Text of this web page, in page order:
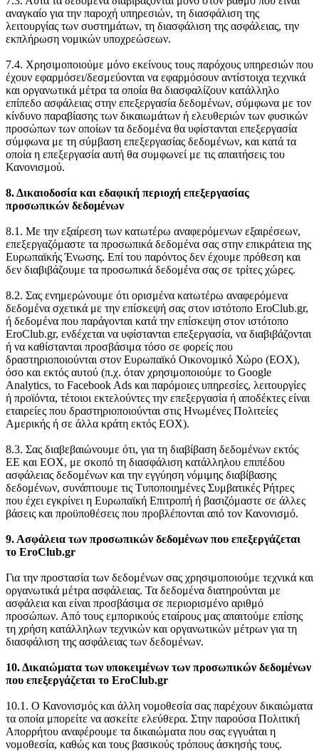
αναγκαίο για την παροχή υπηρεσιών, τη διασφάλιση της
λειτουργίας των συστημάτων, τη διασφάλιση της ασφάλειας, την
εκπλήρωση νομικών υποχρεώσεων.
7.4. Χρησιμοποιούμε μόνο εκείνους τους παρόχους υπηρεσιών που
έχουν εφαρμόσει/δεσμεύονται να εφαρμόσουν αντίστοιχα τεχνικά
και οργανωτικά μέτρα τα οποία θα διασφαλίζουν κατάλληλο
επίπεδο ασφάλειας στην επεξεργασία δεδομένων, σύμφωνα με τον
κίνδυνο παραβίασης των δικαιωμάτων ή ελευθεριών των φυσικών
προσώπων των οποίων τα δεδομένα θα υφίστανται επεξεργασία
σύμφωνα με τη σύμβαση επεξεργασίας δεδομένων, και κατά τα
οποία η επεξεργασία αυτή θα συμφωνεί με τις απαιτήσεις του
Κανονισμού.
8. Δικαιοδοσία και εδαφική περιοχή επεξεργασίας
προσωπικών δεδομένων
8.1. Με την εξαίρεση των κατωτέρω αναφερόμενων εξαιρέσεων,
επεξεργαζόμαστε τα προσωπικά δεδομένα σας στην επικράτεια της
Ευρωπαϊκής Ένωσης. Επί του παρόντος δεν έχουμε πρόθεση και
δεν διαβιβάζουμε τα προσωπικά δεδομένα σας σε τρίτες χώρες.
8.2. Σας ενημερώνουμε ότι ορισμένα κατωτέρω αναφερόμενα
δεδομένα σχετικά με την επίσκεψή σας στον ιστότοπο EroClub.gr,
ή δεδομένα που παράγονται κατά την επίσκεψη στον ιστότοπο
EroClub.gr, ενδέχεται να υφίστανται επεξεργασία, να διαβιβάζονται
ή να καθίστανται προσβάσιμα τόσο σε φορείς που
δραστηριοποιούνται στον Ευρωπαϊκό Οικονομικό Χώρο (ΕΟΧ),
όσο και εκτός αυτού (π.χ. όταν χρησιμοποιούμε το Google
Analytics, το Facebook Ads και παρόμοιες υπηρεσίες, λειτουργίες
ή προϊόντα, τέτοιοι εκτελούντες την επεξεργασία ή αποδέκτες είναι
εταιρείες που δραστηριοποιούνται στις Ηνωμένες Πολιτείες
Αμερικής ή σε άλλα κράτη εκτός ΕΟΧ).
8.3. Σας διαβεβαιώνουμε ότι, για τη διαβίβαση δεδομένων εκτός
ΕΕ και ΕΟΧ, με σκοπό τη διασφάλιση κατάλληλου επιπέδου
ασφάλειας δεδομένων και την εγγύηση νόμιμης διαβίβασης
δεδομένων, συνάπτουμε τις Τυποποιημένες Συμβατικές Ρήτρες
που έχει εγκρίνει η Ευρωπαϊκή Επιτροπή ή βασιζόμαστε σε άλλες
βάσεις και προϋποθέσεις που προβλέπονται από τον Κανονισμό.
9. Ασφάλεια των προσωπικών δεδομένων που επεξεργάζεται
το EroClub.gr
Για την προστασία των δεδομένων σας χρησιμοποιούμε τεχνικά και
οργανωτικά μέτρα ασφάλειας. Τα δεδομένα διατηρούνται με
ασφάλεια και είναι προσβάσιμα σε περιορισμένο αριθμό
προσώπων. Από τους εμπορικούς εταίρους μας απαιτούμε επίσης
τη χρήση κατάλληλων τεχνικών και οργανωτικών μέτρων για τη
διασφάλιση της ασφάλειας των δεδομένων.
10. Δικαιώματα των υποκειμένων των προσωπικών δεδομένων
που επεξεργάζεται το EroClub.gr
10.1. Ο Κανονισμός και άλλη νομοθεσία σας παρέχουν δικαιώματα
τα οποία μπορείτε να ασκείτε ελεύθερα. Στην παρούσα Πολιτική
Απορρήτου αναφέρουμε τα δικαιώματα που σας εγγυάται η
νομοθεσία, καθώς και τους βασικούς τρόπους άσκησής τους.